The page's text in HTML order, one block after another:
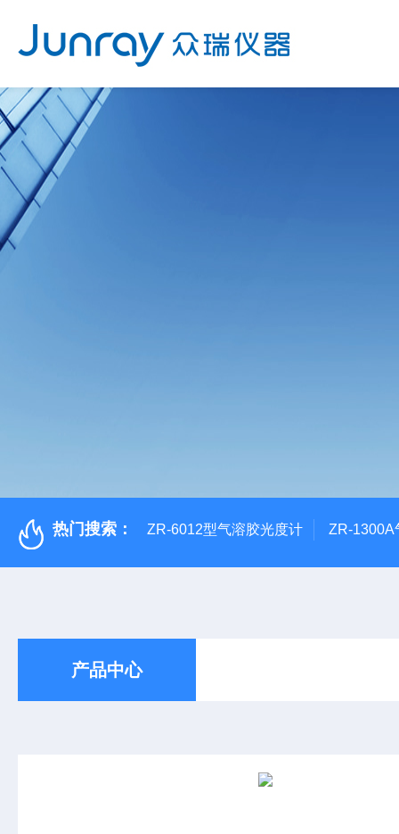
热门搜索： ZR-6012型气溶胶光度计 ZR-1300A
产品中心